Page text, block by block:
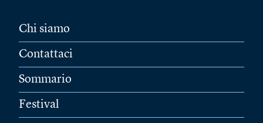
Chi siamo
Contattaci
Sommario
Festival